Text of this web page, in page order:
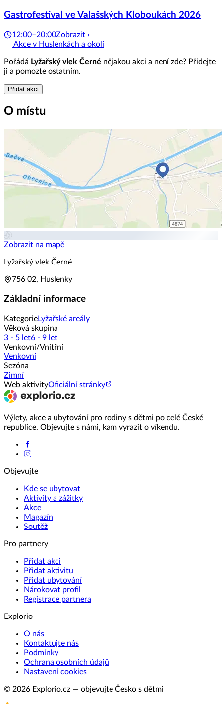
Gastrofestival ve Valašských Kloboukách 2026
12:00–20:00Zobrazit ›
Akce v Huslenkách a okolí
Pořádá Lyžařský vlek Černé nějakou akci a není zde? Přidejte
ji a pomozte ostatním.
Přidat akci
O místu
Zobrazit na mapě
Lyžařský vlek Černé
756 02, Huslenky
Základní informace
KategorieLyžařské areály
Věková skupina
3 - 5 let6 - 9 let
Venkovní/Vnitřní
Venkovní
Sezóna
Zimní
Web aktivityOficiální stránky
Výlety, akce a ubytování pro rodiny s dětmi po celé České
republice. Objevujte s námi, kam vyrazit o víkendu.
Objevujte
Kde se ubytovat
Aktivity a zážitky
Akce
Magazín
Soutěž
Pro partnery
Přidat akci
Přidat aktivitu
Přidat ubytování
Nárokovat profil
Registrace partnera
Explorio
O nás
Kontaktujte nás
Podmínky
Ochrana osobních údajů
Nastavení cookies
© 2026 Explorio.cz — objevujte Česko s dětmi